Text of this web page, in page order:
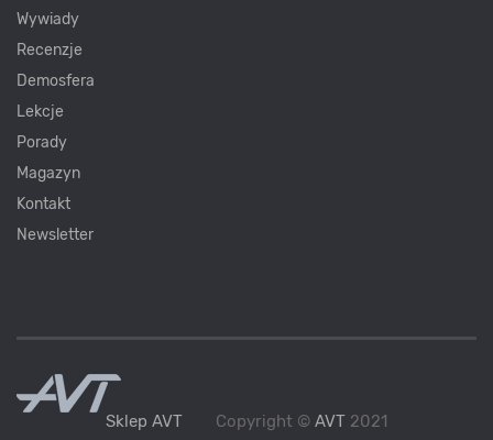
Wywiady
Recenzje
Demosfera
Lekcje
Porady
Magazyn
Kontakt
Newsletter
Sklep AVT Copyright © AVT 2021